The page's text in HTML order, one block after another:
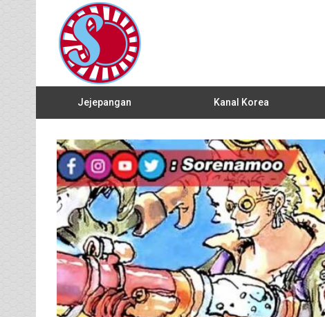
Jejepangan Kanal Korea